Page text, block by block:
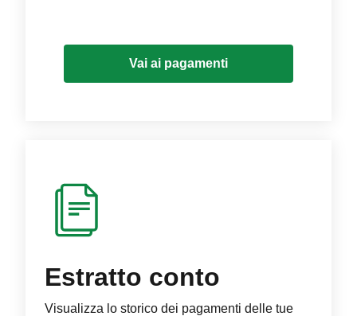
Vai ai pagamenti
Estratto conto
Visualizza lo storico dei pagamenti delle tue